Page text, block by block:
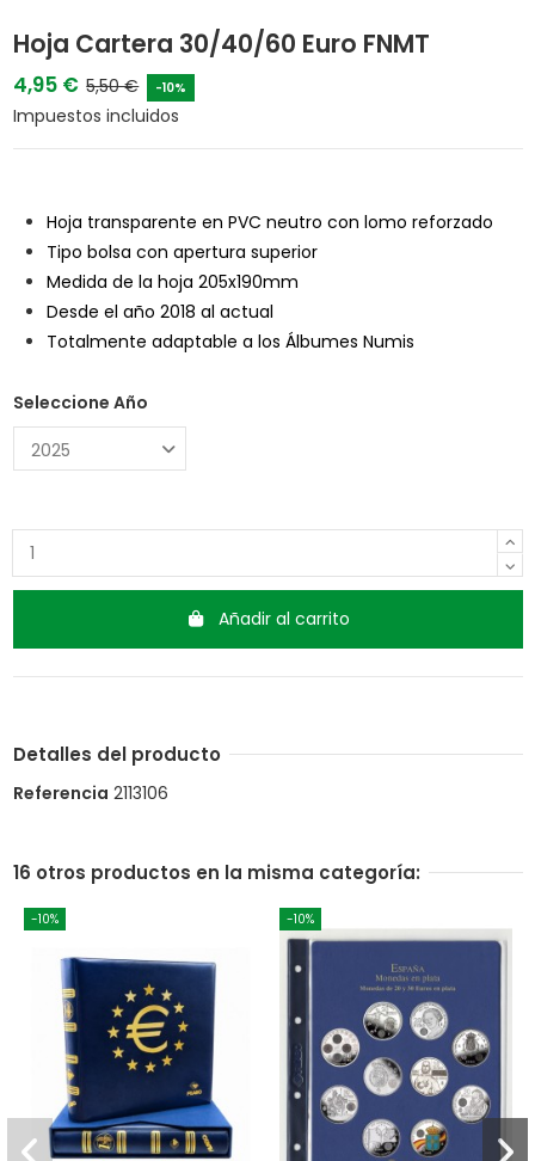
Hoja Cartera 30/40/60 Euro FNMT
4,95 € 5,50 € -10%
Impuestos incluidos
Hoja transparente en PVC neutro con lomo reforzado
Tipo bolsa con apertura superior
Medida de la hoja 205x190mm
Desde el año 2018 al actual
Totalmente adaptable a los Álbumes Numis
Seleccione Año
Añadir al carrito
Detalles del producto
Referencia 2113106
16 otros productos en la misma categoría:
-10% -10%